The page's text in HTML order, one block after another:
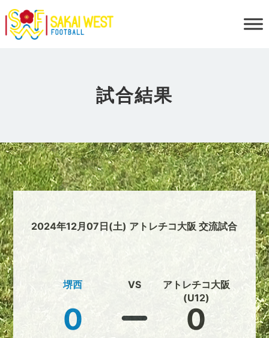
試合結果
2024年12月07日(土) アトレチコ大阪 交流試合
堺西
0
VS
アトレチコ大阪
(U12)
0